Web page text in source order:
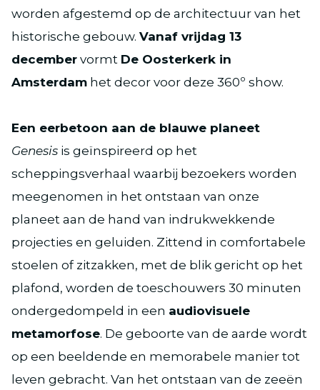
worden afgestemd op de architectuur van het
historische gebouw. Vanaf vrijdag 13
december vormt De Oosterkerk in
Amsterdam het decor voor deze 360º show.
Een eerbetoon aan de blauwe planeet
Genesis is geïnspireerd op het
scheppingsverhaal waarbij bezoekers worden
meegenomen in het ontstaan van onze
planeet aan de hand van indrukwekkende
projecties en geluiden. Zittend in comfortabele
stoelen of zitzakken, met de blik gericht op het
plafond, worden de toeschouwers 30 minuten
ondergedompeld in een audiovisuele
metamorfose. De geboorte van de aarde wordt
op een beeldende en memorabele manier tot
leven gebracht. Van het ontstaan van de zeeën